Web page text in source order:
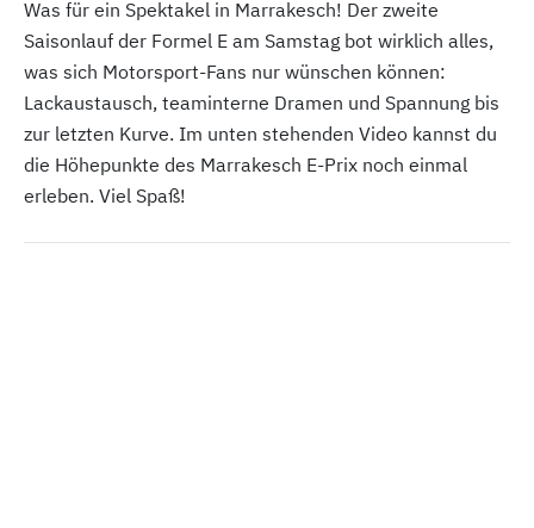
Was für ein Spektakel in Marrakesch! Der zweite
Saisonlauf der Formel E am Samstag bot wirklich alles,
was sich Motorsport-Fans nur wünschen können:
Lackaustausch, teaminterne Dramen und Spannung bis
zur letzten Kurve. Im unten stehenden Video kannst du
die Höhepunkte des Marrakesch E-Prix noch einmal
erleben. Viel Spaß!